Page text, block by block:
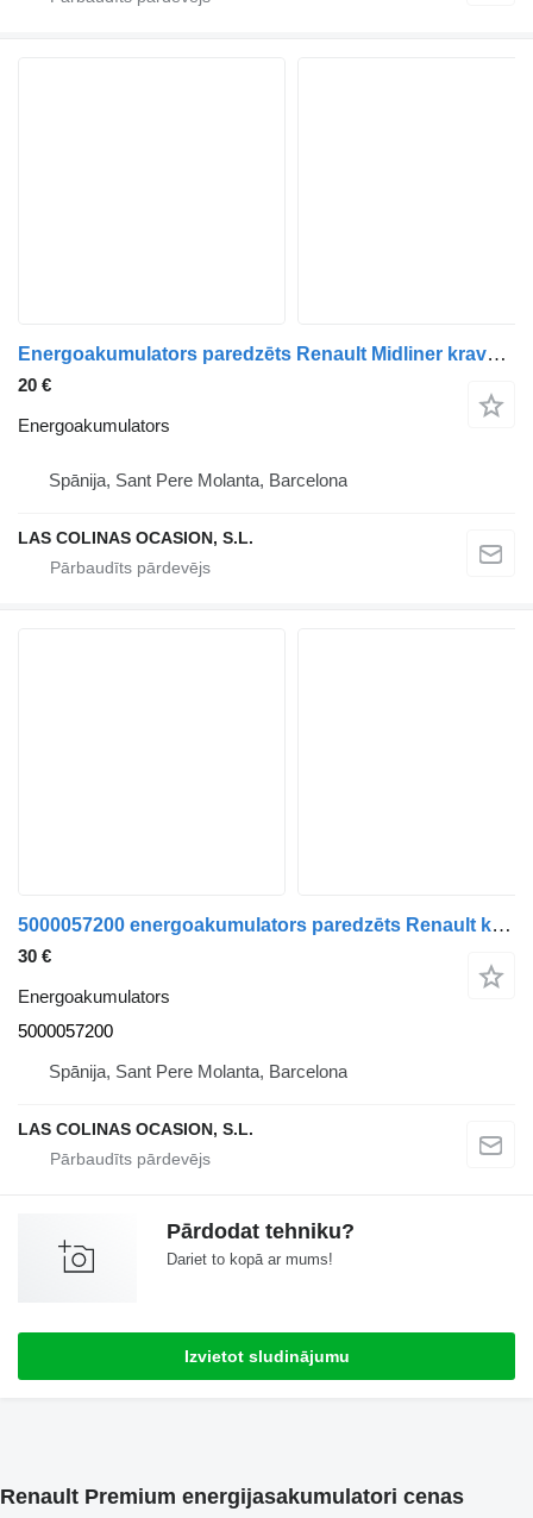
Energoakumulators paredzēts Renault Midliner kravas automašīnas
20 €
Energoakumulators
Spānija, Sant Pere Molanta, Barcelona
LAS COLINAS OCASION, S.L.
5000057200 energoakumulators paredzēts Renault kravas automašīnas
30 €
Energoakumulators
5000057200
Spānija, Sant Pere Molanta, Barcelona
LAS COLINAS OCASION, S.L.
Pārdodat tehniku?
Dariet to kopā ar mums!
Izvietot sludinājumu
Renault Premium energijasakumulatori cenas